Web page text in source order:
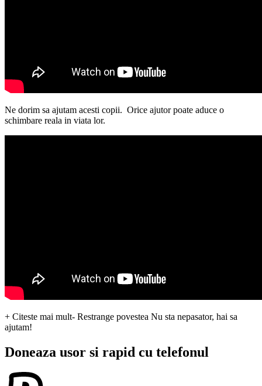
Ne dorim sa ajutam acesti copii. Orice ajutor poate aduce o
schimbare reala in viata lor.
+ Citeste mai mult- Restrange povestea Nu sta nepasator, hai sa
ajutam!
Doneaza usor si rapid cu telefonul